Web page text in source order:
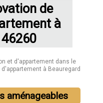
de
à
et d'appartement dans le
à Beauregard
aménageables